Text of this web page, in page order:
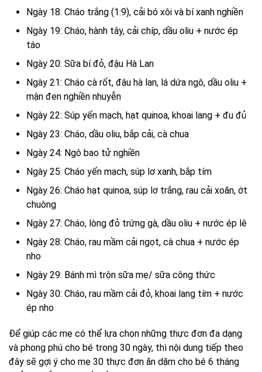
Ngày 18: Cháo trắng (1:9), cải bó xôi và bí xanh nghiền
Ngày 19: Cháo, hành tây, cải chíp, dầu oliu + nước ép
táo
Ngày 20: Sữa bí đỏ, đậu Hà Lan
Ngày 21: Cháo cà rốt, đậu hà lan, lá dứa ngô, dầu oliu +
mận đen nghiền nhuyễn
Ngày 22: Súp yến mạch, hạt quinoa, khoai lang + đu đủ
Ngày 23: Cháo, dầu oliu, bắp cải, cà chua
Ngày 24: Ngô bao tử nghiền
Ngày 25: Cháo yến mạch, súp lơ xanh, bắp tím
Ngày 26: Cháo hạt quinoa, súp lơ trắng, rau cải xoăn, ớt
chuông
Ngày 27: Cháo, lòng đỏ trứng gà, dầu oliu + nước ép lê
Ngày 28: Cháo, rau mầm cải ngọt, cà chua + nước ép
nho
Ngày 29: Bánh mì trộn sữa mẹ/ sữa công thức
Ngày 30: Cháo, rau mầm cải đỏ, khoai lang tím + nước
ép nho
Để giúp các mẹ có thể lựa chọn những thực đơn đa dạng
và phong phú cho bé trong 30 ngày, thì nội dung tiếp theo
đây sẽ gợi ý cho mẹ 30 thực đơn ăn dặm cho bé 6 tháng